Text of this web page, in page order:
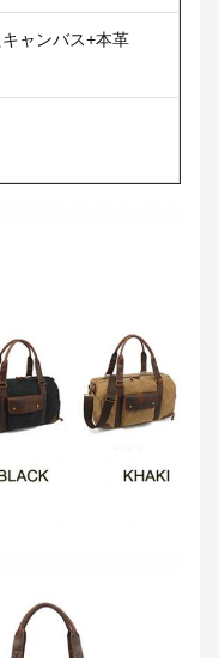
ャンバス+本革